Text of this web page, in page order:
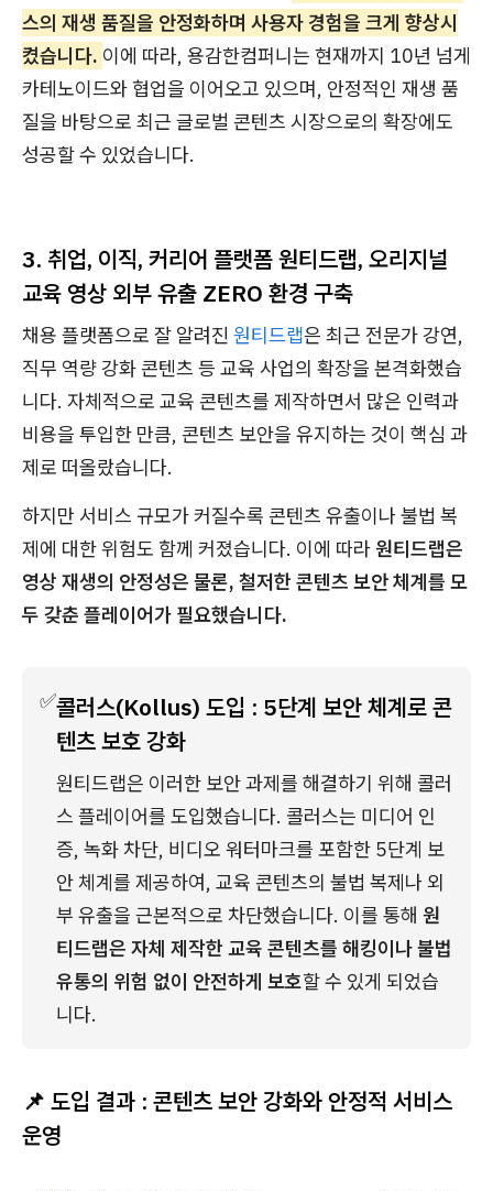
스의 재생 품질을 안정화하며 사용자 경험을 크게 향상시
켰습니다. 이에 따라, 용감한컴퍼니는 현재까지 10년 넘게
카테노이드와 협업을 이어오고 있으며, 안정적인 재생 품
질을 바탕으로 최근 글로벌 콘텐츠 시장으로의 확장에도
성공할 수 있었습니다.
3. 취업, 이직, 커리어 플랫폼 원티드랩, 오리지널
교육 영상 외부 유출 ZERO 환경 구축
채용 플랫폼으로 잘 알려진 원티드랩은 최근 전문가 강연,
직무 역량 강화 콘텐츠 등 교육 사업의 확장을 본격화했습
니다. 자체적으로 교육 콘텐츠를 제작하면서 많은 인력과
비용을 투입한 만큼, 콘텐츠 보안을 유지하는 것이 핵심 과
제로 떠올랐습니다.
하지만 서비스 규모가 커질수록 콘텐츠 유출이나 불법 복
제에 대한 위험도 함께 커졌습니다. 이에 따라원티드랩은
영상 재생의 안정성은 물론, 철저한 콘텐츠 보안 체계를 모
두 갖춘 플레이어가 필요했습니다.
✅콜러스(Kollus) 도입 : 5단계 보안 체계로 콘
텐츠 보호 강화
원티드랩은 이러한 보안 과제를 해결하기 위해 콜러
스 플레이어를 도입했습니다. 콜러스는 미디어 인
증, 녹화 차단, 비디오 워터마크를 포함한 5단계 보
안 체계를 제공하여, 교육 콘텐츠의 불법 복제나 외
부 유출을 근본적으로 차단했습니다. 이를 통해 원
티드랩은 자체 제작한 교육 콘텐츠를 해킹이나 불법
유통의 위험 없이 안전하게 보호할 수 있게 되었습
니다.
📌 도입 결과 : 콘텐츠 보안 강화와 안정적 서비스
운영